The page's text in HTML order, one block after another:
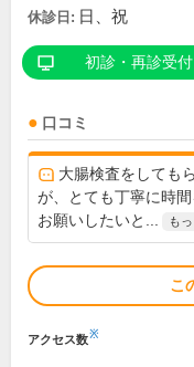
休診日: 日、祝
初診・再診受付
口コミ
大腸検査をしても
が、とても丁寧に時
お願いしたいと...
も
こ
アクセス数※